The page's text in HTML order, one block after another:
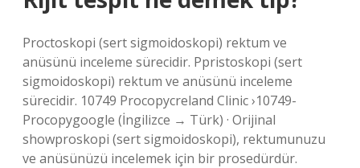
Proctoskopi (sert sigmoidoskopi) rektum ve
anüsünü inceleme sürecidir. Ppristoskopi (sert
sigmoidoskopi) rektum ve anüsünü inceleme
sürecidir. 10749 Procopycreland Clinic ›10749-
Procopygoogle (İngilizce → Türk) · Orijinal
showproskopi (sert sigmoidoskopi), rektumunuzu
ve anüsünüzü incelemek için bir prosedürdür.